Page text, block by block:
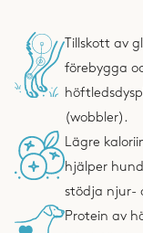
Tillskott av
förebygga
(wobbler).
Lägre
hjälper
stödja njur-
Protein av